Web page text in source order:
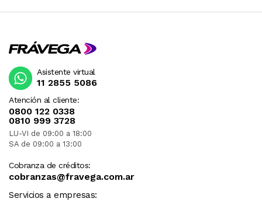
Atención al cliente:
0800 122 0338
0810 999 3728
LU-VI de 09:00 a 18:00
SA de 09:00 a 13:00
Cobranza de créditos:
cobranzas@fravega.com.ar
Servicios a empresas:
Asistente virtual
11 2855 5086